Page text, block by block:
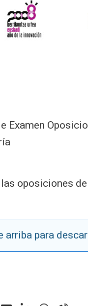
Examen
oposiciones
arriba para